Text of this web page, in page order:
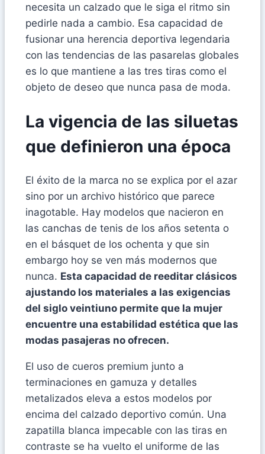
necesita un calzado que le siga el ritmo sin
pedirle nada a cambio. Esa capacidad de
fusionar una herencia deportiva legendaria
con las tendencias de las pasarelas globales
es lo que mantiene a las tres tiras como el
objeto de deseo que nunca pasa de moda.
La vigencia de las siluetas
que definieron una época
El éxito de la marca no se explica por el azar
sino por un archivo histórico que parece
inagotable. Hay modelos que nacieron en
las canchas de tenis de los años setenta o
en el básquet de los ochenta y que sin
embargo hoy se ven más modernos que
nunca. Esta capacidad de reeditar clásicos
ajustando los materiales a las exigencias
del siglo veintiuno permite que la mujer
encuentre una estabilidad estética que las
modas pasajeras no ofrecen.
El uso de cueros premium junto a
terminaciones en gamuza y detalles
metalizados eleva a estos modelos por
encima del calzado deportivo común. Una
zapatilla blanca impecable con las tiras en
contraste se ha vuelto el uniforme de las